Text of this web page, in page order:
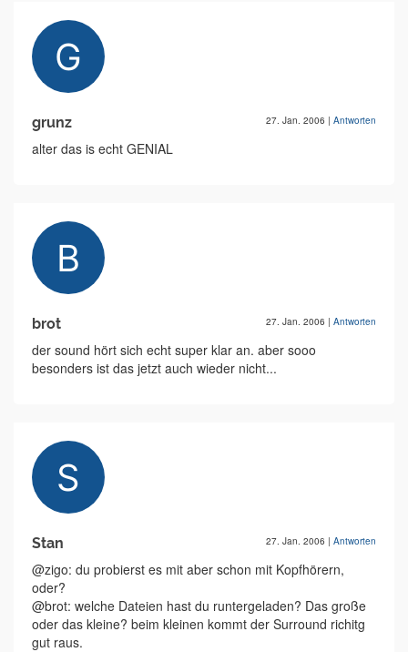
grunz 27. Jan. 2006 | Antworten
alter das is echt GENIAL
brot 27. Jan. 2006 | Antworten
der sound hört sich echt super klar an. aber sooo
besonders ist das jetzt auch wieder nicht...
Stan 27. Jan. 2006 | Antworten
@zigo: du probierst es mit aber schon mit Kopfhörern,
oder?
@brot: welche Dateien hast du runtergeladen? Das große
oder das kleine? beim kleinen kommt der Surround richitg
gut raus.